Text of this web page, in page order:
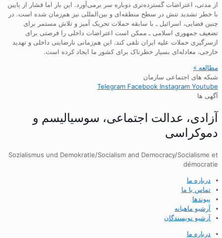
از مدتی، اعتراضات گسترده‌تری دوباره سر برمی‌آورد. این بار اما فشار از پایین
با خطر تشدید تنش در سطح منطقه‌ای و بین‌المللی نیز هم‌زمان شده است. در
چنین فضایی، اسرائیل ـ با سابقه حملات تحریک آمیز و تلاش مستمر برای
تضعیف جمهوری اسلامی ـ ممکن است اعتراضات داخلی را فرصتی برای
ازسرگیری حملات علیه ایران تلقی کند. این هم‌زمانی نارضایتی داخلی و تهدید
خارجی، معادله‌ای بسیار خطرناک برای کشور ما ایجاد کرده است.
مطالعه »
شبکه های اجتماعی سازمان
Telegram Facebook Instagram Youtube
آگهی ها
آزادی، عدالت اجتماعی، سوسیالیسم و
دموکراسی
Sozialismus und Demokratie/Socialism and Democracy/Socialisme et
démocratie
درباره ما
تماس با ما
پیوندها
آرشیو ماهیانه
آرشیو نویسندگان
درباره ما